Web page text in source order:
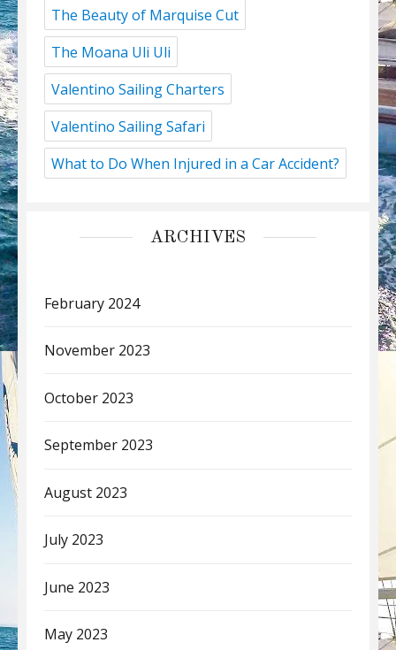
The Beauty of Marquise Cut
The Moana Uli Uli
Valentino Sailing Charters
Valentino Sailing Safari
What to Do When Injured in a Car Accident?
ARCHIVES
February 2024
November 2023
October 2023
September 2023
August 2023
July 2023
June 2023
May 2023